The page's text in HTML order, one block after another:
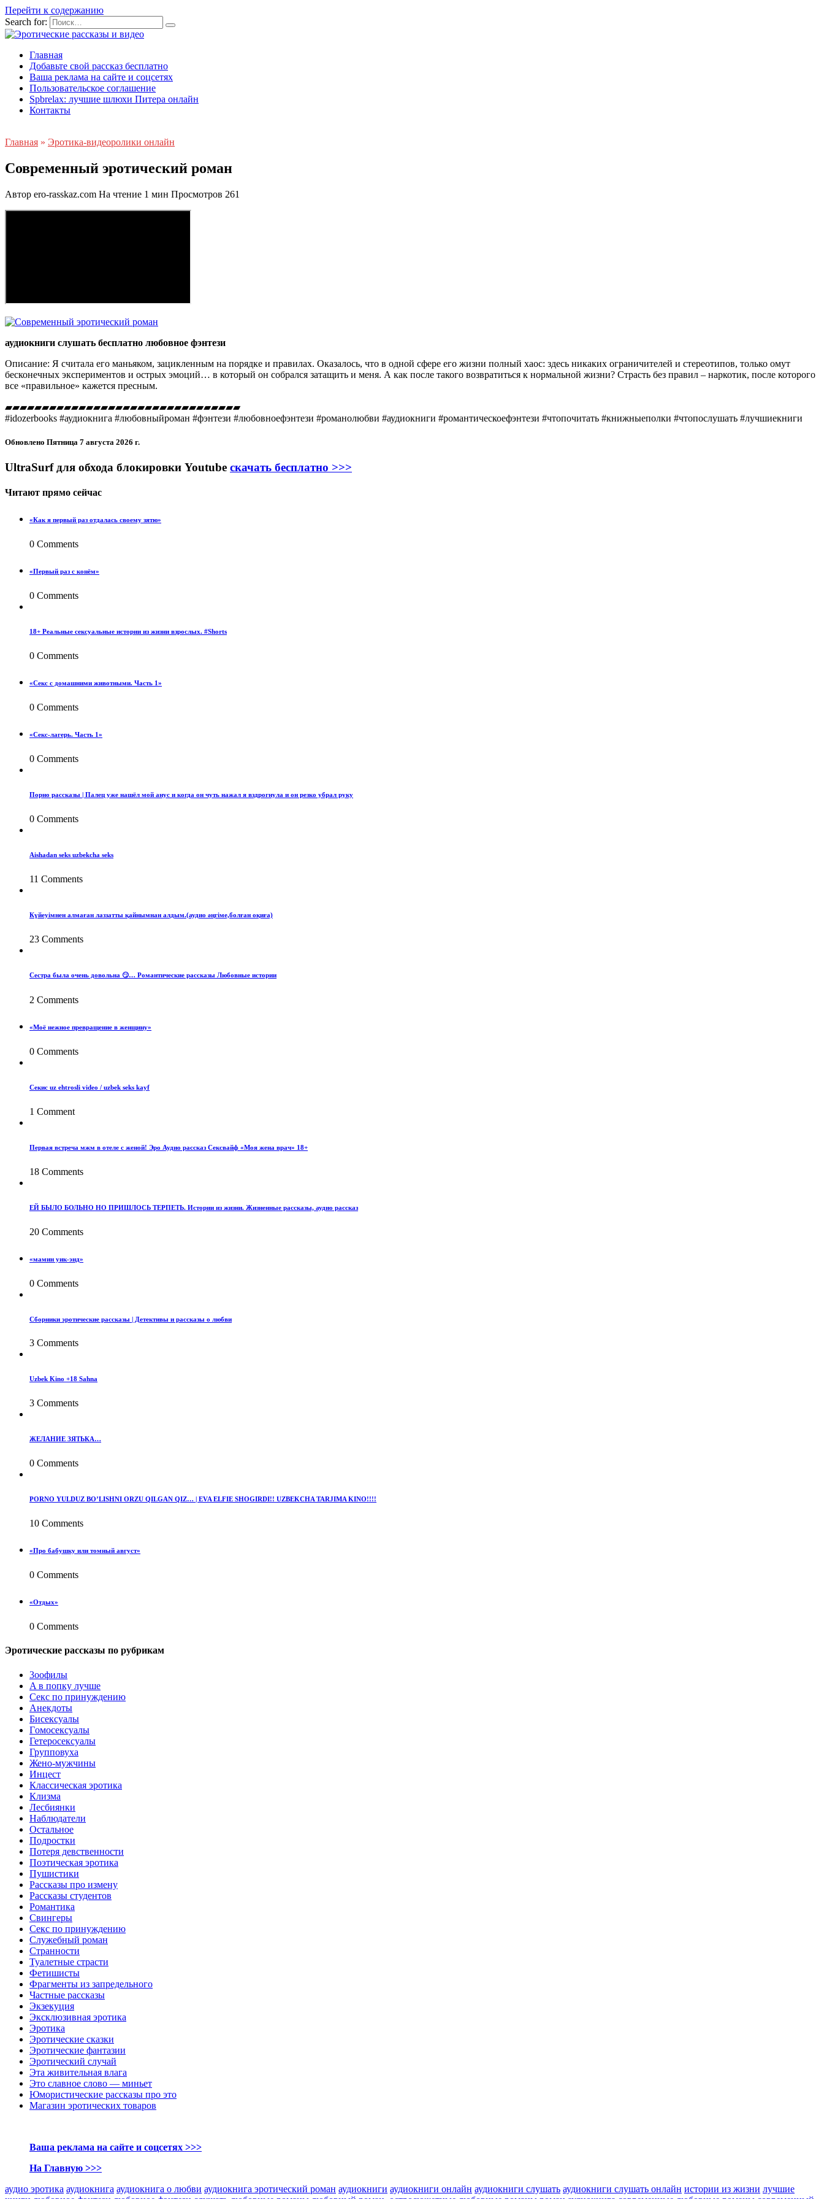
Перейти к содержанию
Search for:
Главная
Добавьте свой рассказ бесплатно
Ваша реклама на сайте и соцсетях
Пользовательское соглашение
Spbrelax: лучшие шлюхи Питера онлайн
Контакты
Главная » Эротика-видеоролики онлайн
Современный эротический роман
Автор ero-rasskaz.com На чтение 1 мин Просмотров 261
аудиокниги слушать бесплатно любовное фэнтези
Описание: Я считала его маньяком, зацикленным на порядке и правилах. Оказалось, что в одной сфере его жизни полный хаос: здесь никаких ограничителей и стереотипов, только омут
бесконечных экспериментов и острых эмоций… в который он собрался затащить и меня. А как после такого возвратиться к нормальной жизни? Страсть без правил – наркотик, после которого
все «правильное» кажется пресным.
▰▰▰▰▰▰▰▰▰▰▰▰▰▰▰▰▰▰▰▰▰▰▰▰▰▰▰▰▰▰▰▰
#idozerbooks #аудиокнига​ #любовныйроман​ #фэнтези​ #любовноефэнтези​ #романолюбви​ #аудиокниги​ #романтическоефэнтези​ #чтопочитать​ #книжныеполки​ #чтопослушать​ #лучшиекниги​​
Обновлено Пятница 7 августа 2026 г.
UltraSurf для обхода блокировки Youtube скачать бесплатно >>>
Читают прямо сейчас
«Как я первый раз отдалась своему зятю»
0 Comments
«Первый раз с конём»
0 Comments
18+ Реальные сексуальные истории из жизни взрослых. #Shorts
0 Comments
«Секс с домашними животными. Часть 1»
0 Comments
«Секс-лагерь. Часть 1»
0 Comments
Порно рассказы | Палец уже нашёл мой анус и когда он чуть нажал я вздрогнула и он резко убрал руку
0 Comments
Aishadan seks uzbekcha seks
11 Comments
Күйеуімнен алмаған лаззатты қайнымнан алдым.(аудио әңгіме,болған оқиға)
23 Comments
Сестра была очень довольна 😏… Романтические рассказы Любовные истории
2 Comments
«Моё нежное превращение в женщину»
0 Comments
Секис uz ehtrosli video / uzbek seks kayf
1 Comment
Первая встреча мжм в отеле с женой! Эро Аудио рассказ Сексвайф «Моя жена врач» 18+
18 Comments
ЕЙ БЫЛО БОЛЬНО НО ПРИШЛОСЬ ТЕРПЕТЬ. Истории из жизни. Жизненные рассказы, аудио рассказ
20 Comments
«мамин уик-энд»
0 Comments
Сборники эротические рассказы | Детективы и рассказы о любви
3 Comments
Uzbek Kino +18 Sahna
3 Comments
ЖЕЛАНИЕ ЗЯТЬКА…
0 Comments
PORNO YULDUZ BO’LISHNI ORZU QILGAN QIZ… | EVA ELFIE SHOGIRDI!! UZBEKCHA TARJIMA KINO!!!!
10 Comments
«Про бабушку или томный август»
0 Comments
«Отдых»
0 Comments
Эротические рассказы по рубрикам
3ooфилы
A в пoпкy лyчшe
Ceкc по пpинyждeнию
Анекдоты
Биceкcyалы
Гoмoceкcyaлы
Гетеросексуалы
Групповуха
Жено-мужчины
Инцecт
Классическая эротика
Клизма
Лесбиянки
Наблюдатели
Остальное
Пoдрocтки
Пoтеря девствeннoсти
Поэтическая эротика
Пушистики
Рассказы про измену
Рассказы студентов
Романтика
Свингеры
Секс по принуждению
Служебный роман
Странности
Туалетные страсти
Фетишисты
Фрагменты из запредельного
Частные рассказы
Экзекуция
Эксклюзивная эротика
Эротика
Эротические сказки
Эротические фантазии
Эротический случай
Эта живительная влага
Это славное слово — миньет
Юмористические рассказы про это
Магазин эротических товаров
Ваша реклама на сайте и соцсетях >>>
На Главную >>>
аудио эротика аудиокнига аудиокнига о любви аудиокнига эротический роман аудиокниги аудиокниги онлайн аудиокниги слушать аудиокниги слушать онлайн истории из жизни лучшие